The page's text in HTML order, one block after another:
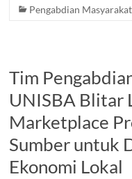
Pengabdian Masyarakat
Tim
UNISBA Blitar
Marketplace
Sumber untuk
Ekonomi Lokal